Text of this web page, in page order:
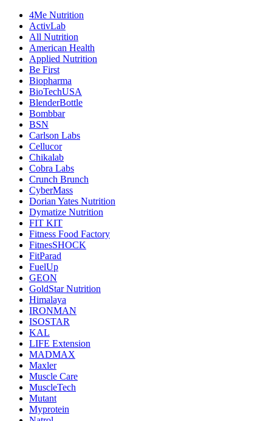
4Me Nutrition
ActivLab
All Nutrition
American Health
Applied Nutrition
Be First
Biopharma
BioTechUSA
BlenderBottle
Bombbar
BSN
Carlson Labs
Cellucor
Chikalab
Cobra Labs
Crunch Brunch
CyberMass
Dorian Yates Nutrition
Dymatize Nutrition
FIT KIT
Fitness Food Factory
FitnesSHOCK
FitParad
FuelUp
GEON
GoldStar Nutrition
Himalaya
IRONMAN
ISOSTAR
KAL
LIFE Extension
MADMAX
Maxler
Muscle Care
MuscleTech
Mutant
Myprotein